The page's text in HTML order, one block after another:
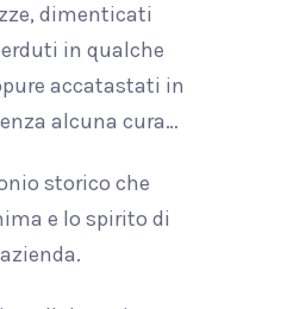
dimenticati
in qualche
accatastati in
alcuna cura…
storico che
e lo spirito di